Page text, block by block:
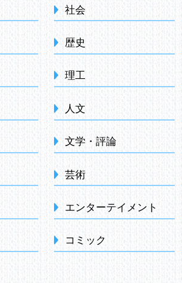
社会
歴史
理工
人文
文学・評論
芸術
エンターテイメント
コミック